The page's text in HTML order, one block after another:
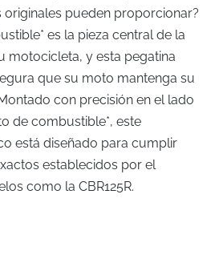
pueden proporcionar?
es la pieza central de la
motocicleta, y esta pegatina
que su moto mantenga su
con precisión en el lado
de combustible*, este
está diseñado para cumplir
establecidos por el
como la CBR125R.